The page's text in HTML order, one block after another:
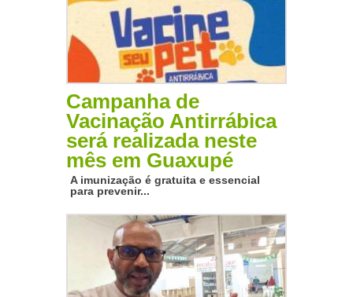
Campanha de
Vacinação Antirrábica
será realizada neste
mês em Guaxupé
A imunização é gratuita e essencial
para prevenir...